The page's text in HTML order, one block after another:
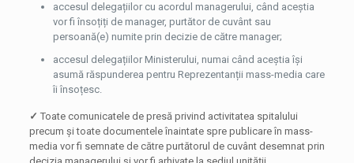
accesul delegațiilor cu acordul managerului, când aceștia
vor fi însoțiți de manager, purtător de cuvânt sau
persoană(e) numite prin decizie de către manager;
accesul delegațiilor Ministerului, numai când aceștia își
asumă răspunderea pentru Reprezentanții mass-media care
îi însoțesc.
✓ Toate comunicatele de presă privind activitatea spitalului
precum și toate documentele înaintate spre publicare în mass-
media vor fi semnate de către purtătorul de cuvânt desemnat prin